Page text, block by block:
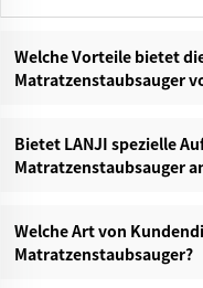
Welche Vorteile bietet
Matratzenstaubsauger
Bietet LANJI spezielle
Matratzenstaubsauger
Welche Art von
Matratzenstaubsauger?‌